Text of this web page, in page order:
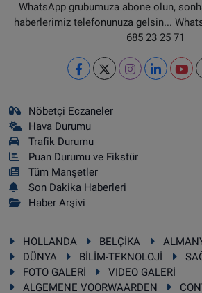
WhatsApp grubumuza abone olun,
haberlerimiz telefonunuza gelsin...
685 23 25 71
Nöbetçi Eczaneler
Hava Durumu
Trafik Durumu
Puan Durumu ve Fikstür
Tüm Manşetler
Son Dakika Haberleri
Haber Arşivi
HOLLANDA BELÇİKA
DÜNYA
BİLİM-TEKNOLOJİ
FOTO GALERİ
VIDEO GALERİ
ALGEMENE VOORWAARDEN